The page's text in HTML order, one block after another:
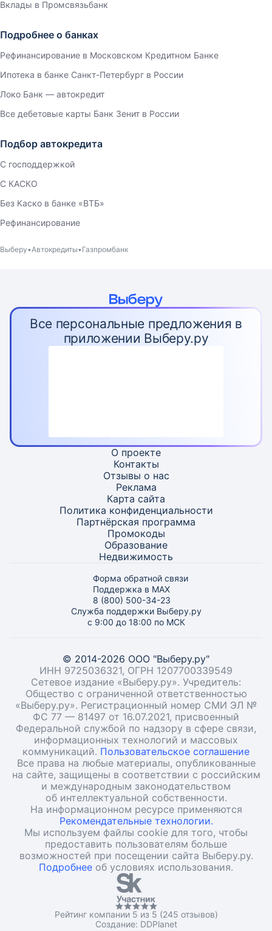
Вклады в Промсвязьбанк
Подробнее о банках
Рефинансирование в Московском Кредитном Банке
Ипотека в банке Санкт-Петербург в России
Локо Банк — автокредит
Все дебетовые карты Банк Зенит в России
Подбор автокредита
С господдержкой
С КАСКО
Без Каско в банке «ВТБ»
Рефинансирование
Выберу Автокредиты Газпромбанк
Все персональные предложения в
приложении Выберу.ру
О проекте
Контакты
Отзывы о нас
Реклама
Карта сайта
Политика конфиденциальности
Партнёрская программа
Промокоды
Образование
Недвижимость
Форма обратной связи
Поддержка в MAX
8 (800) 500-34-23
Служба поддержки Выберу.ру
с 9:00 до 18:00 по МСК
© 2014-2026 ООО "Выберу.ру"
ИНН 9725036321, ОГРН 1207700339549
Сетевое издание «Выберу.ру». Учредитель:
Общество с ограниченной ответственностью
«Выберу.ру». Регистрационный номер СМИ ЭЛ №
ФС 77 — 81497 от 16.07.2021, присвоенный
Федеральной службой по надзору в сфере связи,
информационных технологий и массовых
коммуникаций. Пользовательское соглашение
Все права на любые материалы, опубликованные
на сайте, защищены в соответствии с российским
и международным законодательством
об интеллектуальной собственности.
На информационном ресурсе применяются
Рекомендательные технологии.
Мы используем файлы cookie для того, чтобы
предоставить пользователям больше
возможностей при посещении сайта Выберу.ру.
Подробнее об условиях использования.
Рейтинг компании 5 из 5 (245 отзывов)
Создание: DDPlanet